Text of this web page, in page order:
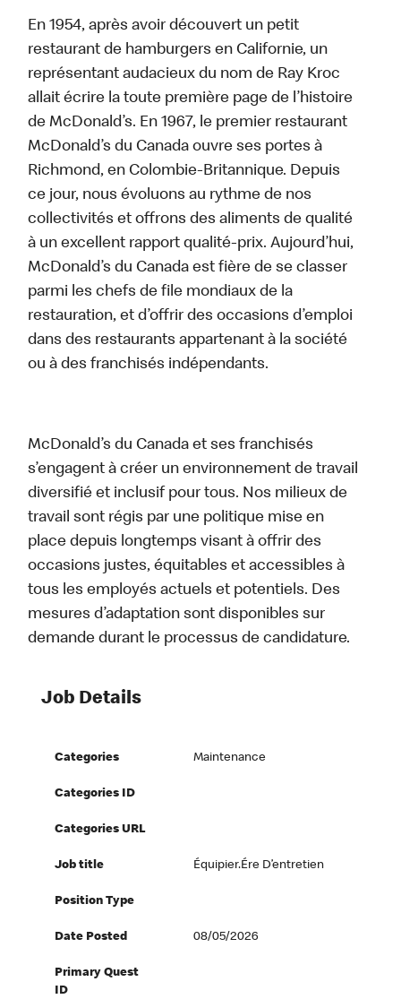
En 1954, après avoir découvert un petit
restaurant de hamburgers en Californie, un
représentant audacieux du nom de Ray Kroc
allait écrire la toute première page de l’histoire
de McDonald’s. En 1967, le premier restaurant
McDonald’s du Canada ouvre ses portes à
Richmond, en Colombie-Britannique. Depuis
ce jour, nous évoluons au rythme de nos
collectivités et offrons des aliments de qualité
à un excellent rapport qualité-prix. Aujourd’hui,
McDonald’s du Canada est fière de se classer
parmi les chefs de file mondiaux de la
restauration, et d’offrir des occasions d’emploi
dans des restaurants appartenant à la société
ou à des franchisés indépendants.
McDonald’s du Canada et ses franchisés
s’engagent à créer un environnement de travail
diversifié et inclusif pour tous. Nos milieux de
travail sont régis par une politique mise en
place depuis longtemps visant à offrir des
occasions justes, équitables et accessibles à
tous les employés actuels et potentiels. Des
mesures d’adaptation sont disponibles sur
demande durant le processus de candidature.
Job Details
Categories Maintenance
Categories ID
Categories URL
Job title Équipier.ére D’entretien
Position Type
Date Posted 08/05/2026
Primary Quest
ID